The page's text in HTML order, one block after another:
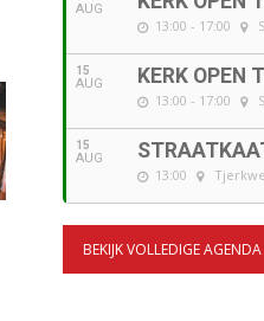
AUG
13:00 - 17:00
15
AUG KERK OPEN
13:00 - 17:00
15
AUG
13:00
BEKIJK VOLLEDIGE AGENDA